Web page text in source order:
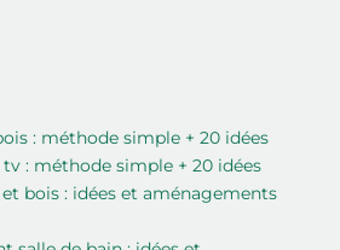
: méthode simple + 20 idées
: méthode simple + 20 idées
bois : idées et aménagements